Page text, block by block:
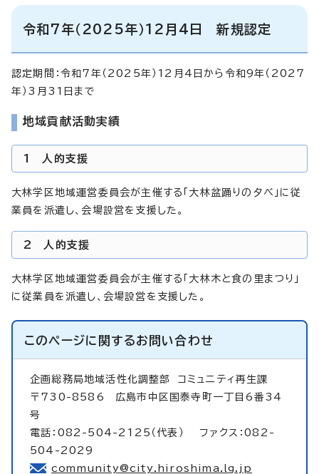
令和7年（2025年）12月4日 新規認定
認定期間：令和7年（2025年）12月4日から令和9年（2027
年）3月31日まで
地域貢献活動実績
1 人的支援
大林学区地域運営委員会が主催する「大林盆踊りの夕べ」に従
業員を派遣し、会場設営を支援した。
2 人的支援
大林学区地域運営委員会が主催する「大林木と食の里まつり」
に従業員を派遣し、会場設営を支援した。
このページに関するお問い合わせ
企画総務局地域活性化調整部 コミュニティ再生課
〒730-8586 広島市中区国泰寺町一丁目6番34
号
電話：082-504-2125（代表） ファクス：082-
504-2029
community@city.hiroshima.lg.jp